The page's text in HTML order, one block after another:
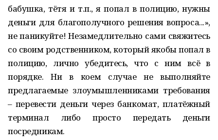
бабушка, тётя и т.п., я попал в полицию, нужны
деньги для благополучного решения вопроса...»,
не паникуйте! Незамедлительно сами свяжитесь
со своим родственником, который якобы попал в
полицию, лично убедитесь, что с ним всё в
порядке. Ни в коем случае не выполняйте
предлагаемые злоумышленниками требования
– перевести деньги через банкомат, платёжный
терминал либо просто передать деньги
посредникам.